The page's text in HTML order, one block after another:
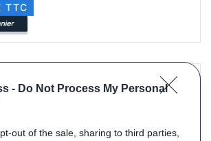
- Do Not Process My Personal
out of the sale, sharing to third parties,
TTC